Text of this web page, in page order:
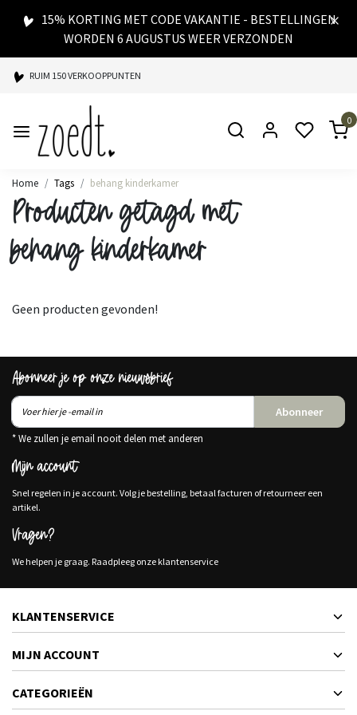
15% KORTING MET CODE VAKANTIE - BESTELLINGEN
WORDEN 6 AUGUSTUS WEER VERZONDEN
RUIM 150 VERKOOPPUNTEN
SPAARPUNTEN BIJ ELKE AANKOOP
SNELLE LEVERING
0
Home Tags behang kinderkamer
Producten getagd met
behang kinderkamer
Geen producten gevonden!
Abonneer je op onze nieuwsbrief
Abonneer
* We zullen je email nooit delen met anderen
Mijn account
Snel regelen in je account. Volg je bestelling, betaal facturen of retourneer een
artikel.
Vragen?
We helpen je graag. Raadpleeg onze klantenservice
KLANTENSERVICE
MIJN ACCOUNT
CATEGORIEËN